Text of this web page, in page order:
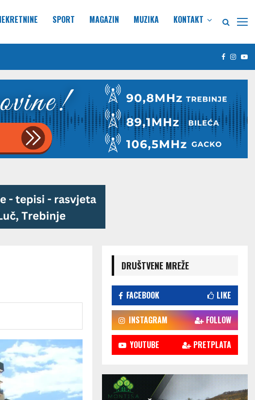
SPORT MAGAZIN MUZIKA KONTAKT
Facebook
DRUŠTVENE MREŽE
FACEBOOK LIKE
INSTAGRAM FOLLOW
YOUTUBE PRETPLATA